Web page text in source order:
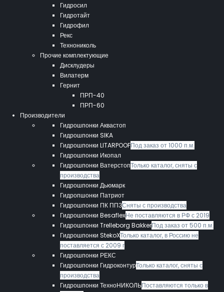
Гидросил
Гидротайт
Гидрофил
Рекс
Технониколь
Прочие комплектующие
Дисклудеры
Вилатерм
Гернит
ПРП-40
ПРП-60
Производители
Гидрошпонки Аквастоп
Гидрошпонки SIKA
Гидрошпонки LITARPOOFПод заказ от 1000 п.м.
Гидрошпонки Икопал
Гидрошпонки ВатерстопТолько каталог, сняты с
производства
Гидрошпонки Дьюмарк
Гидропшонки Патриот
Гидрошпонки ПК ППЗСняты с производства
Гидрошпонки BesaflexНе поставляются в РФ с 2019
Гидрошпонки Trelleborg BakkerПод заказ от 500 п.м.
Гидрошпонки StekoXТолько каталог, в Россию не
поставляется с 2009 г
Гидрошпонки РЕКС
Гидрошпонки ГидроконтурТолько каталог, сняты с
производства
Гидрошпонки ТехноНИКОЛЬПоставляются только в